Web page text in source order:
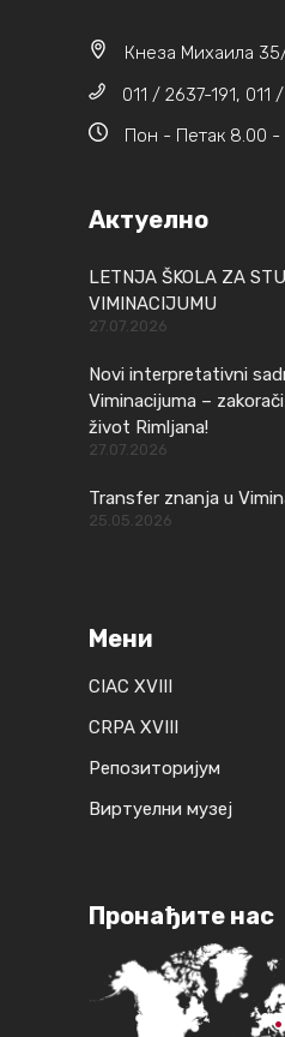
Кнеза Михаила
011 / 2637-191, 011
Пон - Петак 8.00 -
Актуелно
LETNJA ŠKOLA ZA
VIMINACIJUMU
27.07.2026
Novi interpretativni
Viminacijuma –
život Rimljana!
27.07.2026
Transfer znanja u
25.05.2026
Мени
CIAC XVIII
CRPA XVIII
Репозиторијум
Виртуелни музеј
Пронађите нас